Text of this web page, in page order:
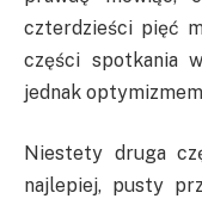
czterdzieści pięć
części spotkania
jednak
Niestety druga
najlepiej, pusty